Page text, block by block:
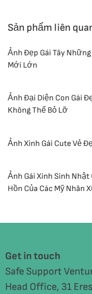
Sản phẩm liên
Ảnh Đẹp Gái Tây
Mới Lớn
Ảnh Đại Diện Con Gái
Không Thể Bỏ Lỡ
Ảnh Xinh Gái Cute Vẻ
Ảnh Gái Xinh Sinh Nhật
Hồn Của Các Mỹ Nhân
Get in touch
Safe Support
Head Office, 31